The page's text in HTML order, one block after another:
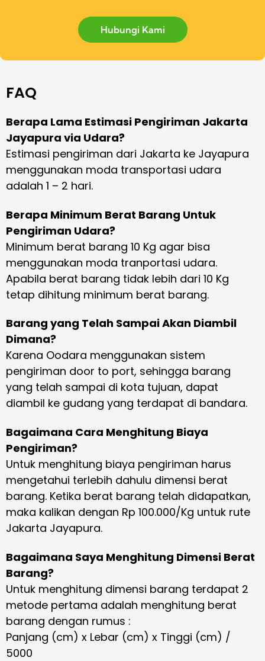
Hubungi Kami
FAQ
Berapa Lama Estimasi Pengiriman Jakarta
Jayapura via Udara?
Estimasi pengiriman dari Jakarta ke Jayapura
menggunakan moda transportasi udara
adalah 1 – 2 hari.
Berapa Minimum Berat Barang Untuk
Pengiriman Udara?
Minimum berat barang 10 Kg agar bisa
menggunakan moda tranportasi udara.
Apabila berat barang tidak lebih dari 10 Kg
tetap dihitung minimum berat barang.
Barang yang Telah Sampai Akan Diambil
Dimana?
Karena Oodara menggunakan sistem
pengiriman door to port, sehingga barang
yang telah sampai di kota tujuan, dapat
diambil ke gudang yang terdapat di bandara.
Bagaimana Cara Menghitung Biaya
Pengiriman?
Untuk menghitung biaya pengiriman harus
mengetahui terlebih dahulu dimensi berat
barang. Ketika berat barang telah didapatkan,
maka kalikan dengan Rp 100.000/Kg untuk rute
Jakarta Jayapura.
Bagaimana Saya Menghitung Dimensi Berat
Barang?
Untuk menghitung dimensi barang terdapat 2
metode pertama adalah menghitung berat
barang dengan rumus :
Panjang (cm) x Lebar (cm) x Tinggi (cm) /
5000